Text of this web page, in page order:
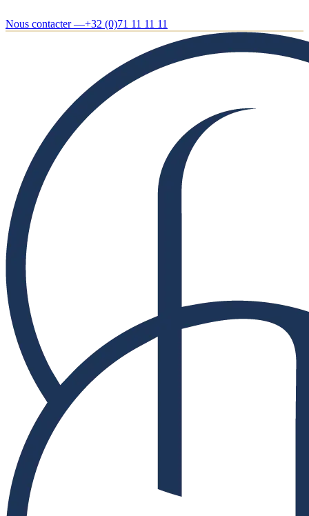
Nous contacter —+32 (0)71 11 11 11